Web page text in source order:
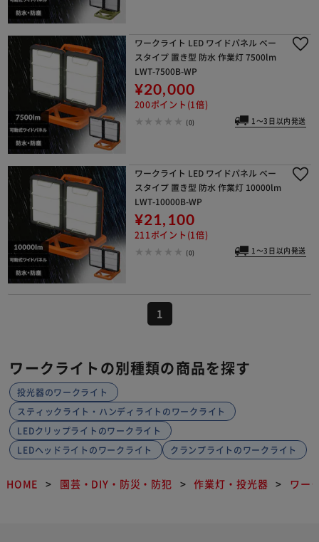
ワークライト LED ワイドパネル ベー
スタイプ 置き型 防水 作業灯 7500lm
LWT-7500B-WP
¥20,000
200ポイント(1倍)
(0) 1～3日以内発送
ワークライト LED ワイドパネル ベー
スタイプ 置き型 防水 作業灯 10000lm
LWT-10000B-WP
¥21,100
211ポイント(1倍)
(0) 1～3日以内発送
1
ワークライトの別種類の商品を探す
投光器のワークライト
スティックライト・ハンディライトのワークライト
LEDクリップライトのワークライト
LEDヘッドライトのワークライト
クランプライトのワークライト
HOME 園芸・DIY・防災・防犯 作業灯・投光器 ワー